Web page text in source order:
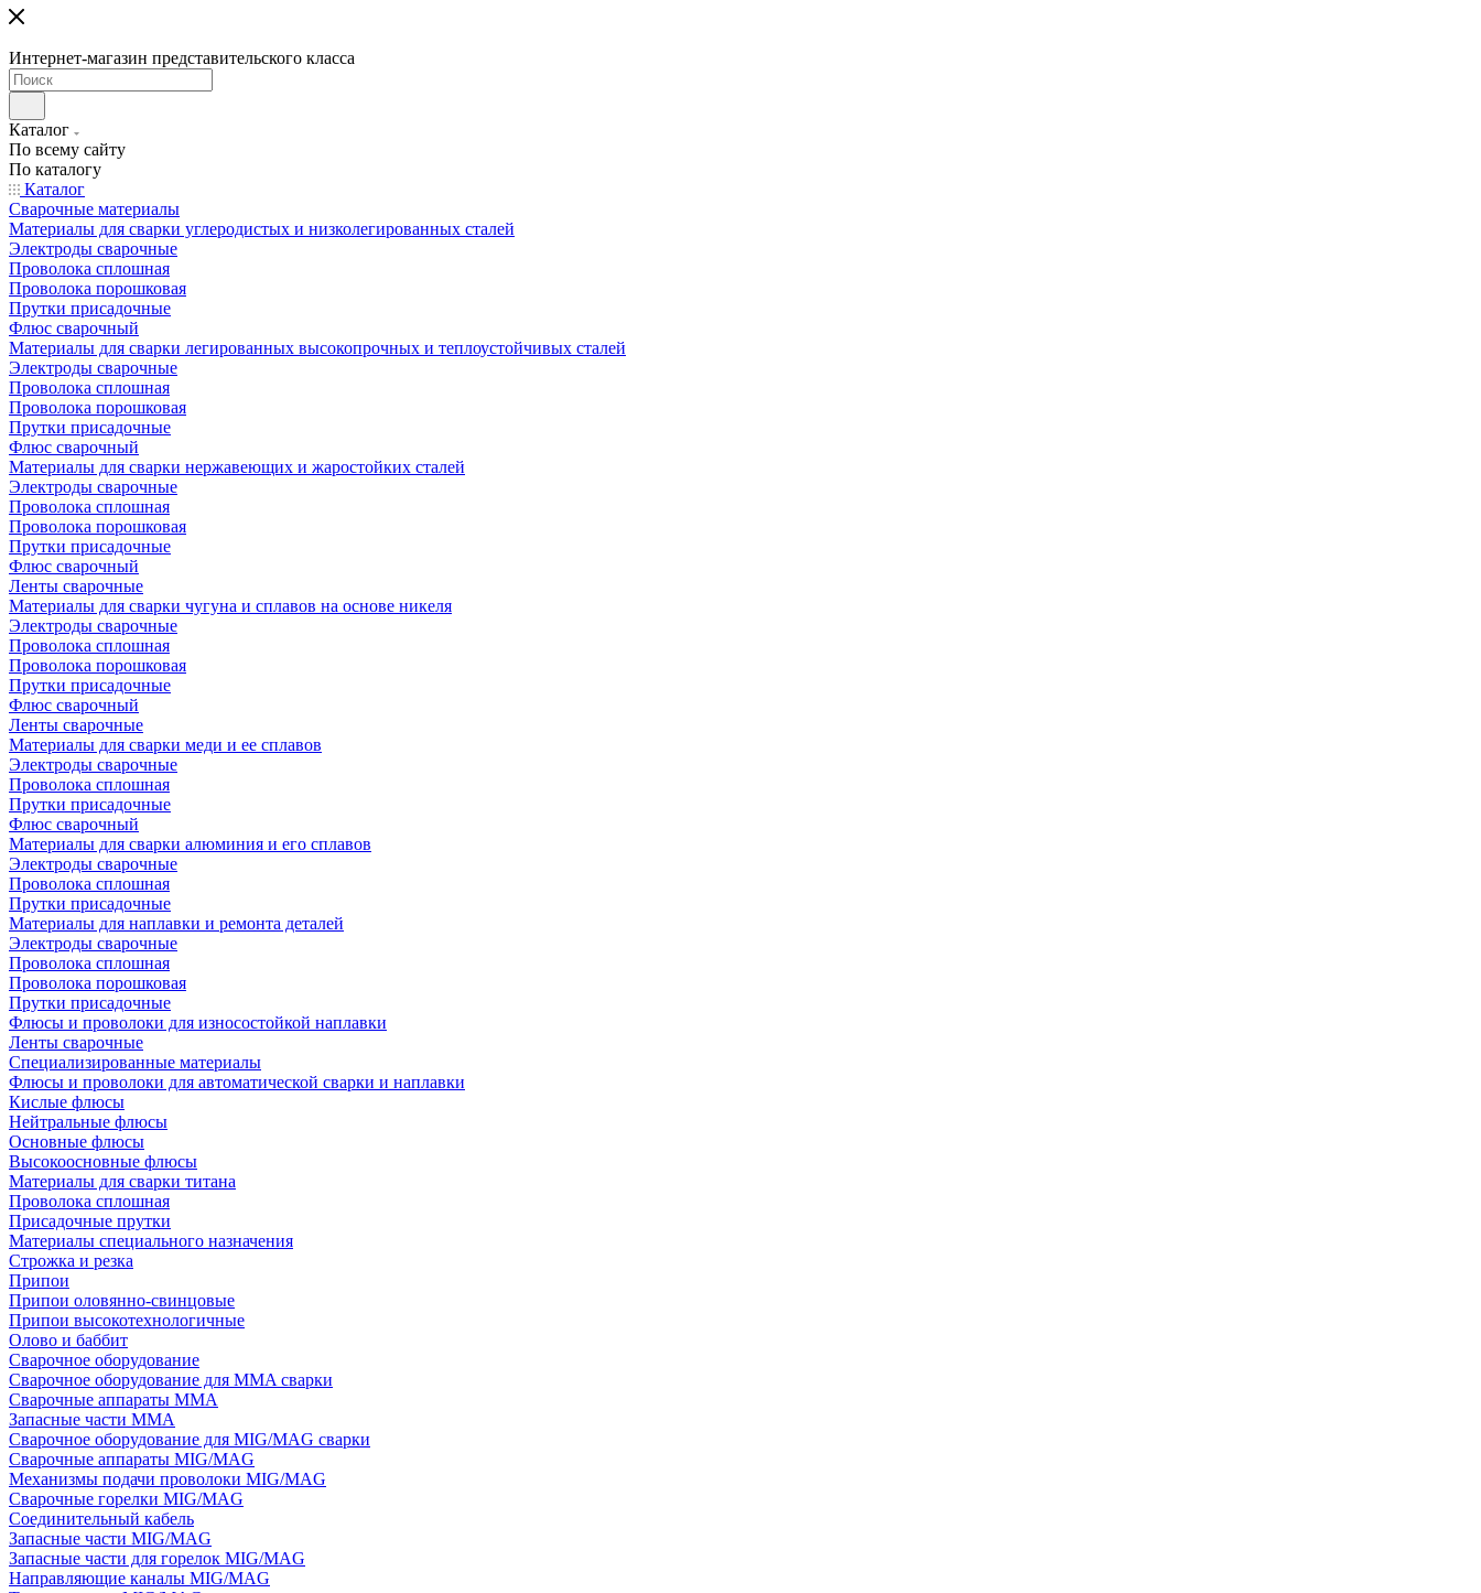
Интернет-магазин представительского класса
Каталог
По всему сайту
По каталогу
Каталог
Сварочные материалы
Материалы для сварки углеродистых и низколегированных сталей
Электроды сварочные
Проволока сплошная
Проволока порошковая
Прутки присадочные
Флюс сварочный
Материалы для сварки легированных высокопрочных и теплоустойчивых сталей
Электроды сварочные
Проволока сплошная
Проволока порошковая
Прутки присадочные
Флюс сварочный
Материалы для сварки нержавеющих и жаростойких сталей
Электроды сварочные
Проволока сплошная
Проволока порошковая
Прутки присадочные
Флюс сварочный
Ленты сварочные
Материалы для сварки чугуна и сплавов на основе никеля
Электроды сварочные
Проволока сплошная
Проволока порошковая
Прутки присадочные
Флюс сварочный
Ленты сварочные
Материалы для сварки меди и ее сплавов
Электроды сварочные
Проволока сплошная
Прутки присадочные
Флюс сварочный
Материалы для сварки алюминия и его сплавов
Электроды сварочные
Проволока сплошная
Прутки присадочные
Материалы для наплавки и ремонта деталей
Электроды сварочные
Проволока сплошная
Проволока порошковая
Прутки присадочные
Флюсы и проволоки для износостойкой наплавки
Ленты сварочные
Специализированные материалы
Флюсы и проволоки для автоматической сварки и наплавки
Кислые флюсы
Нейтральные флюсы
Основные флюсы
Высокоосновные флюсы
Материалы для сварки титана
Проволока сплошная
Присадочные прутки
Материалы специального назначения
Строжка и резка
Припои
Припои оловянно-свинцовые
Припои высокотехнологичные
Олово и баббит
Сварочное оборудование
Сварочное оборудование для MMA сварки
Сварочные аппараты MMA
Запасные части MMA
Сварочное оборудование для MIG/MAG сварки
Сварочные аппараты MIG/MAG
Механизмы подачи проволоки MIG/MAG
Сварочные горелки MIG/MAG
Соединительный кабель
Запасные части MIG/MAG
Запасные части для горелок MIG/MAG
Направляющие каналы MIG/MAG